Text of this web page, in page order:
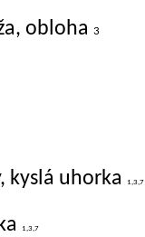
obloha 3
kyslá uhorka 1,3,7
1,3,7